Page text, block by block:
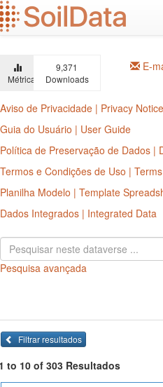
Ir
para
o
principal
Métricas
9,371
Downloads
E-
Aviso de Privacidade | Privacy Notice
Guia do Usuário | User Guide
Política de Preservação de Dados |
Termos e Condições de Uso |
Planilha Modelo | Template
Dados Integrados | Integrated Data
Pesquisa avançada
Filtrar resultados
to 10 of 303 Resultados